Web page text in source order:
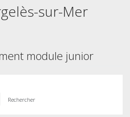
sur-Mer
module junior